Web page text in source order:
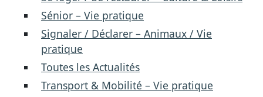
Sénior – Vie pratique
Signaler / Déclarer – Animaux / Vie
pratique
Toutes les Actualités
Transport & Mobilité – Vie pratique